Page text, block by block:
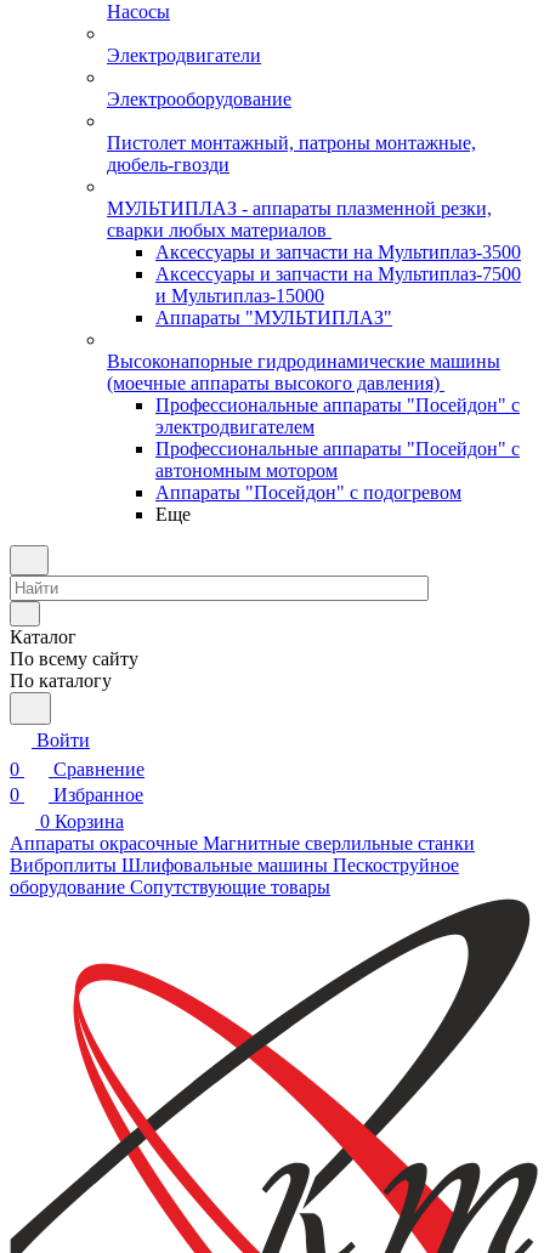
Насосы
Электродвигатели
Электрооборудование
Пистолет монтажный, патроны монтажные,
дюбель-гвозди
МУЛЬТИПЛАЗ - аппараты плазменной резки,
сварки любых материалов
Аксессуары и запчасти на Мультиплаз-3500
Аксессуары и запчасти на Мультиплаз-7500
и Мультиплаз-15000
Аппараты "МУЛЬТИПЛАЗ"
Высоконапорные гидродинамические машины
(моечные аппараты высокого давления)
Профессиональные аппараты "Посейдон" с
электродвигателем
Профессиональные аппараты "Посейдон" с
автономным мотором
Аппараты "Посейдон" с подогревом
Еще
Каталог
По всему сайту
По каталогу
Войти
0
Сравнение
0
Избранное
0 Корзина
Аппараты окрасочные Магнитные сверлильные станки
Виброплиты Шлифовальные машины Пескоструйное
оборудование Сопутствующие товары